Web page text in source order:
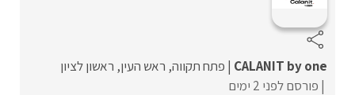
CALANIT by one פתח תקווה ראש העין ראשון לציון
פורסם לפני 2 ימים